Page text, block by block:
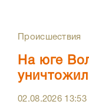
Происшествия
На юге
02.08.2026 13:53